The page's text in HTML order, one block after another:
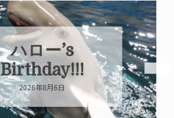
ハロー’s
Birthday!!!
2026年8月6日